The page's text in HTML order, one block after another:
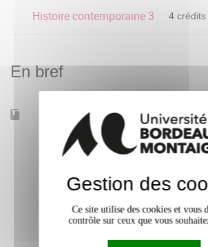
Histoire contemporaine 3 4 crédits
En bref
Accessible à distance Oui
Gestion des
Ce site utilise des cookies et vous
contrôle sur ceux que vous